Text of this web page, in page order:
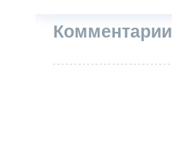
Комментарии